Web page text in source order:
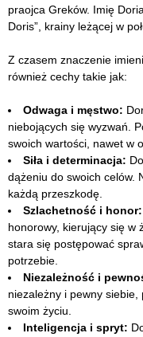
praojca Greków. Imię
Doris”, krainy leżącej w
Z czasem znaczenie
również cechy takie jak:
Odwaga i męstwo:
niebojących się wyzwań.
swoich wartości, nawet w
Siła i determinacja:
dążeniu do swoich celów.
każdą przeszkodę.
Szlachetność i honor:
honorowy, kierujący się w
stara się postępować
potrzebie.
Niezależność i
niezależny i pewny
swoim życiu.
Inteligencja i spryt: